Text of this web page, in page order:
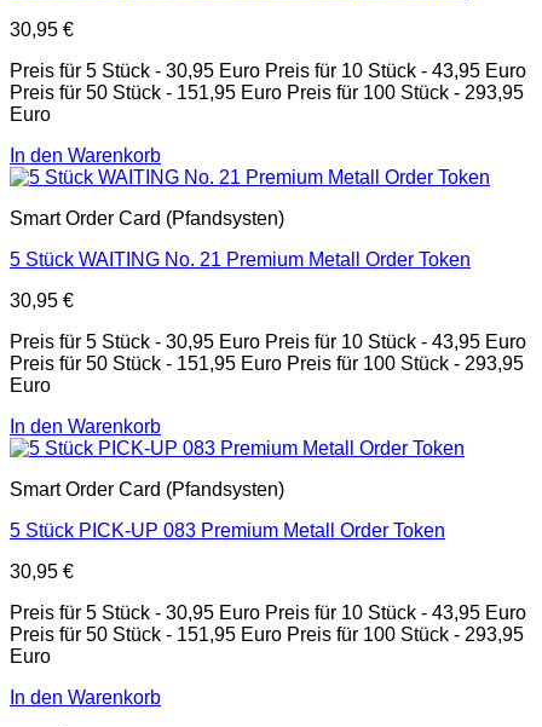
30,95 €
Preis für 5 Stück - 30,95 Euro Preis für 10 Stück - 43,95 Euro
Preis für 50 Stück - 151,95 Euro Preis für 100 Stück - 293,95
Euro
In den Warenkorb
Smart Order Card (Pfandsysten)
5 Stück WAITING No. 21 Premium Metall Order Token
30,95 €
Preis für 5 Stück - 30,95 Euro Preis für 10 Stück - 43,95 Euro
Preis für 50 Stück - 151,95 Euro Preis für 100 Stück - 293,95
Euro
In den Warenkorb
Smart Order Card (Pfandsysten)
5 Stück PICK-UP 083 Premium Metall Order Token
30,95 €
Preis für 5 Stück - 30,95 Euro Preis für 10 Stück - 43,95 Euro
Preis für 50 Stück - 151,95 Euro Preis für 100 Stück - 293,95
Euro
In den Warenkorb